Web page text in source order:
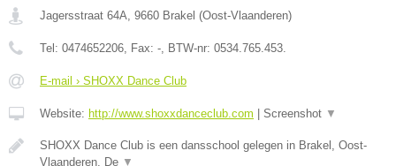
Jagersstraat 64A 9660 Brakel (Oost-Vlaanderen)
Tel: 0474652206 , Fax: - , BTW-nr: 0534.765.453.
E-mail › SHOXX Dance Club
Website: http://www.shoxxdanceclub.com | Screenshot ▼
SHOXX Dance Club is een dansschool gelegen in Brakel, Oost-
Vlaanderen. De ▼